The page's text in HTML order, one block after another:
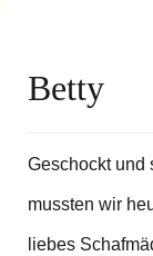
Betty
Geschockt und
mussten wir
liebes